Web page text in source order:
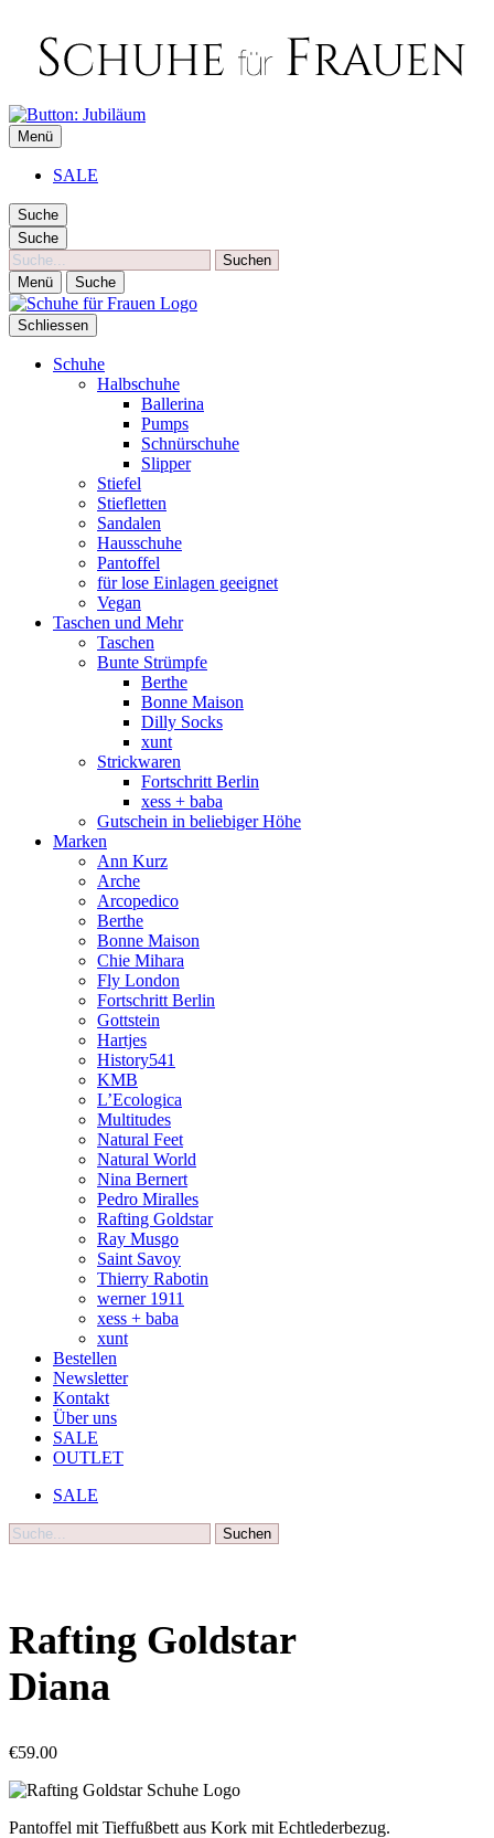
SCHUHE FÜR FRAUEN
Die besten Schuhe für Frauen
Menü
SALE
Suche
Suche
Suche
Menü Suche
Schliessen
Schuhe
Halbschuhe
Ballerina
Pumps
Schnürschuhe
Slipper
Stiefel
Stiefletten
Sandalen
Hausschuhe
Pantoffel
für lose Einlagen geeignet
Vegan
Taschen und Mehr
Taschen
Bunte Strümpfe
Berthe
Bonne Maison
Dilly Socks
xunt
Strickwaren
Fortschritt Berlin
xess + baba
Gutschein in beliebiger Höhe
Marken
Ann Kurz
Arche
Arcopedico
Berthe
Bonne Maison
Chie Mihara
Fly London
Fortschritt Berlin
Gottstein
Hartjes
History541
KMB
L’Ecologica
Multitudes
Natural Feet
Natural World
Nina Bernert
Pedro Miralles
Rafting Goldstar
Ray Musgo
Saint Savoy
Thierry Rabotin
werner 1911
xess + baba
xunt
Bestellen
Newsletter
Kontakt
Über uns
SALE
OUTLET
SALE
Suche
Rafting Goldstar
Diana
€59.00
Pantoffel mit Tieffußbett aus Kork mit Echtlederbezug.